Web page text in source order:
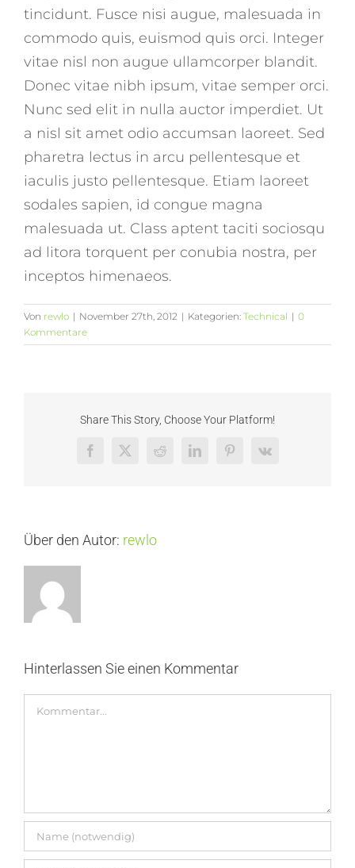
tincidunt. Fusce nisi augue, malesuada in
commodo quis, euismod quis orci. Integer
vitae nisl non augue ullamcorper blandit.
Donec vitae nibh ipsum, vitae semper orci.
Nunc sed elit in nulla auctor imperdiet. Ut
a nisl sit amet odio accumsan laoreet. Sed
pharetra lectus in arcu pellentesque et
iaculis justo pellentesque. Etiam laoreet
sodales sapien, id congue magna
malesuada ut. Class aptent taciti sociosqu
ad litora torquent per conubia nostra, per
inceptos himenaeos.
Von rewlo | November 27th, 2012 | Kategorien: Technical | 0
Kommentare
Share This Story, Choose Your Platform!
Facebook
X RedditLinkedInPinterest
Vk
Über den Autor: rewlo
Hinterlassen Sie einen Kommentar
Kommentar